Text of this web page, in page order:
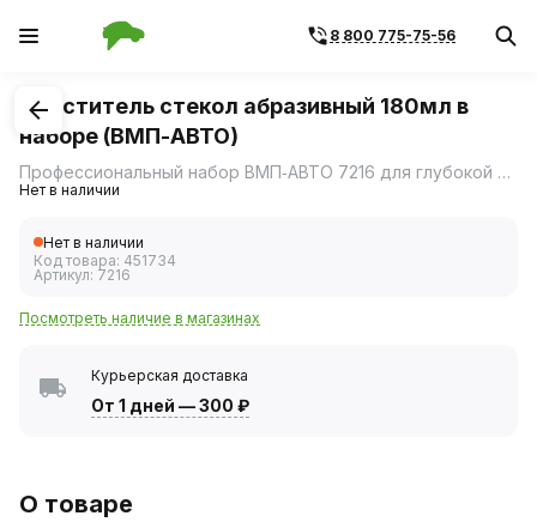
8 800 775-75-56
1/1
Очиститель стекол абразивный 180мл в
наборе (ВМП-АВТО)
Профессиональный набор ВМП‑АВТО 7216 для глубокой очистки автомобильных стёкол поможет вернуть поверхностям идеальную прозрачность и обеспечить безупречную видимость во время движения.
Нет в наличии
Нет в наличии
Код товара: 451734
Артикул: 7216
Посмотреть наличие в магазинах
Курьерская доставка
От 1 дней —300 ₽
О товаре